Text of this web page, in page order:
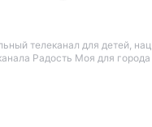
телеканал для детей,
Радость Моя для